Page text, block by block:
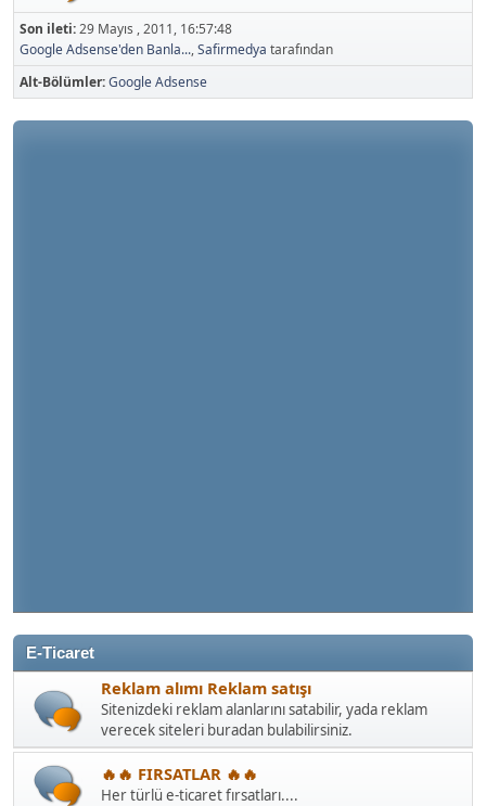
Son ileti:29 Mayıs , 2011, 16:57:48
Google Adsense'den Banla...,Safirmedya tarafından
Alt-Bölümler Google Adsense
E-Ticaret
Reklam alımı Reklam satışı
Sitenizdeki reklam alanlarını satabilir, yada reklam
verecek siteleri buradan bulabilirsiniz.
🔥🔥 FIRSATLAR 🔥🔥
Her türlü e-ticaret fırsatları....